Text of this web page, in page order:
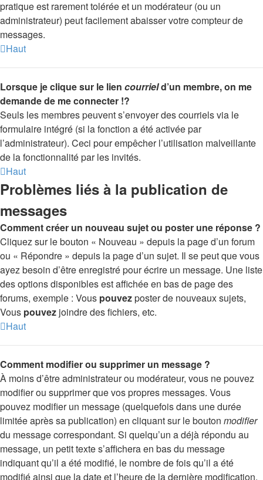
pratique est rarement tolérée et un modérateur (ou un
administrateur) peut facilement abaisser votre compteur de
messages.
Haut
Lorsque je clique sur le lien courrield’un membre, on me
demande de me connecter !?
Seuls les membres peuvent s’envoyer des courriels via le
formulaire intégré (si la fonction a été activée par
l’administrateur). Ceci pour empêcher l’utilisation malveillante
de la fonctionnalité par les invités.
Haut
Problèmes liés à la publication de
messages
Comment créer un nouveau sujet ou poster une réponse ?
Cliquez sur le bouton « Nouveau » depuis la page d’un forum
ou « Répondre » depuis la page d’un sujet. Il se peut que vous
ayez besoin d’être enregistré pour écrire un message. Une liste
des options disponibles est affichée en bas de page des
forums, exemple : Vous pouvezposter de nouveaux sujets,
Vous pouvez joindre des fichiers, etc.
Haut
Comment modifier ou supprimer un message ?
À moins d’être administrateur ou modérateur, vous ne pouvez
modifier ou supprimer que vos propres messages. Vous
pouvez modifier un message (quelquefois dans une durée
limitée après sa publication) en cliquant sur le bouton modifier
du message correspondant. Si quelqu’un a déjà répondu au
message, un petit texte s’affichera en bas du message
indiquant qu’il a été modifié, le nombre de fois qu’il a été
modifié ainsi que la date et l’heure de la dernière modification.